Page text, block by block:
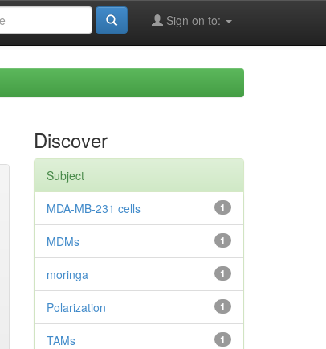
Sign on to:
Discover
Subject
1
MDA-MB-231 cells
1
MDMs
1
moringa
1
Polarization
1
TAMs